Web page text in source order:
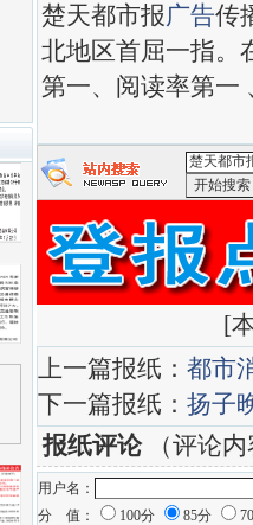
楚天都市报广告传
北地区首屈一指。
第一、阅读率第一
[
上一篇报纸： 都市
下一篇报纸： 扬子
报纸评论（评论内
用户名：
分 值：
100分 85分